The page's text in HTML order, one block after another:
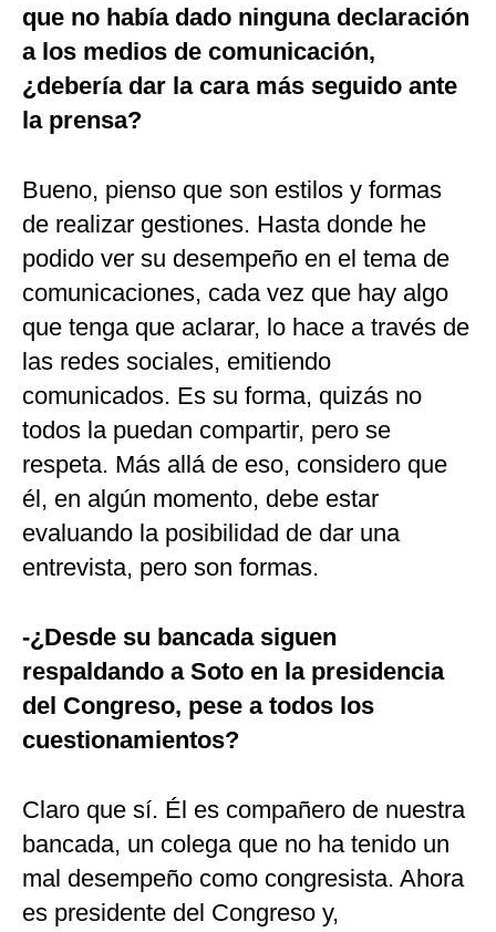
que no había dado ninguna declaración
a los medios de comunicación,
¿debería dar la cara más seguido ante
la prensa?
Bueno, pienso que son estilos y formas
de realizar gestiones. Hasta donde he
podido ver su desempeño en el tema de
comunicaciones, cada vez que hay algo
que tenga que aclarar, lo hace a través de
las redes sociales, emitiendo
comunicados. Es su forma, quizás no
todos la puedan compartir, pero se
respeta. Más allá de eso, considero que
él, en algún momento, debe estar
evaluando la posibilidad de dar una
entrevista, pero son formas.
-¿Desde su bancada siguen
respaldando a Soto en la presidencia
del Congreso, pese a todos los
cuestionamientos?
Claro que sí. Él es compañero de nuestra
bancada, un colega que no ha tenido un
mal desempeño como congresista. Ahora
es presidente del Congreso y,